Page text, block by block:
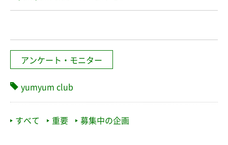
アンケート・モニター
yumyum club
すべて 重要 募集中の企画